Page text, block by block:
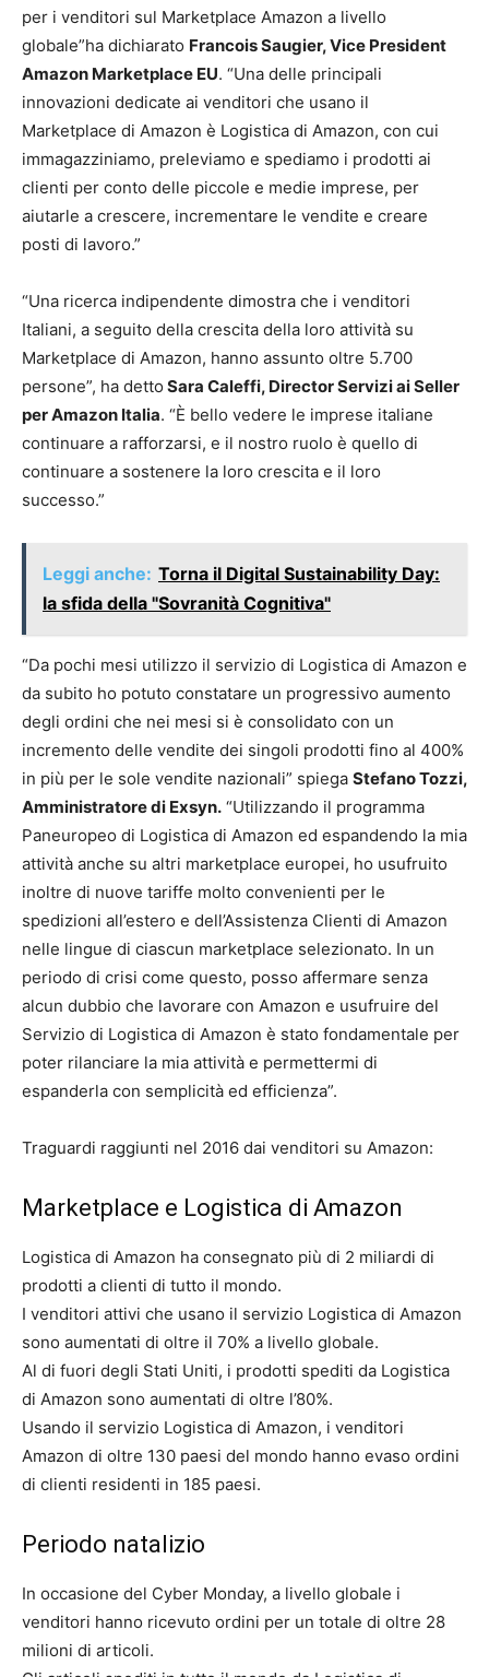
per i venditori sul Marketplace Amazon a livello
globale”ha dichiarato Francois Saugier, Vice President
Amazon Marketplace EU. “Una delle principali
innovazioni dedicate ai venditori che usano il
Marketplace di Amazon è Logistica di Amazon, con cui
immagazziniamo, preleviamo e spediamo i prodotti ai
clienti per conto delle piccole e medie imprese, per
aiutarle a crescere, incrementare le vendite e creare
posti di lavoro.”
“Una ricerca indipendente dimostra che i venditori
Italiani, a seguito della crescita della loro attività su
Marketplace di Amazon, hanno assunto oltre 5.700
persone”, ha detto Sara Caleffi, Director Servizi ai Seller
per Amazon Italia. “È bello vedere le imprese italiane
continuare a rafforzarsi, e il nostro ruolo è quello di
continuare a sostenere la loro crescita e il loro
successo.”
Leggi anche: Torna il Digital Sustainability Day:
la sfida della "Sovranità Cognitiva"
“Da pochi mesi utilizzo il servizio di Logistica di Amazon e
da subito ho potuto constatare un progressivo aumento
degli ordini che nei mesi si è consolidato con un
incremento delle vendite dei singoli prodotti fino al 400%
in più per le sole vendite nazionali” spiega Stefano Tozzi,
Amministratore di Exsyn. “Utilizzando il programma
Paneuropeo di Logistica di Amazon ed espandendo la mia
attività anche su altri marketplace europei, ho usufruito
inoltre di nuove tariffe molto convenienti per le
spedizioni all’estero e dell’Assistenza Clienti di Amazon
nelle lingue di ciascun marketplace selezionato. In un
periodo di crisi come questo, posso affermare senza
alcun dubbio che lavorare con Amazon e usufruire del
Servizio di Logistica di Amazon è stato fondamentale per
poter rilanciare la mia attività e permettermi di
espanderla con semplicità ed efficienza”.
Traguardi raggiunti nel 2016 dai venditori su Amazon:
Marketplace e Logistica di Amazon
Logistica di Amazon ha consegnato più di 2 miliardi di
prodotti a clienti di tutto il mondo.
I venditori attivi che usano il servizio Logistica di Amazon
sono aumentati di oltre il 70% a livello globale.
Al di fuori degli Stati Uniti, i prodotti spediti da Logistica
di Amazon sono aumentati di oltre l’80%.
Usando il servizio Logistica di Amazon, i venditori
Amazon di oltre 130 paesi del mondo hanno evaso ordini
di clienti residenti in 185 paesi.
Periodo natalizio
In occasione del Cyber Monday, a livello globale i
venditori hanno ricevuto ordini per un totale di oltre 28
milioni di articoli.